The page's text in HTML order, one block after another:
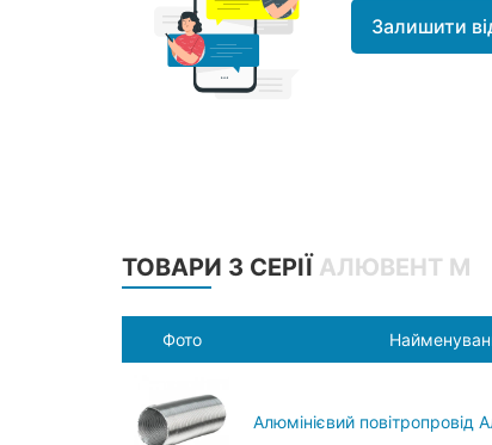
Залишити
ТОВАРИ З СЕРІЇ АЛЮВЕНТ М
Фото
Алюмінієвий